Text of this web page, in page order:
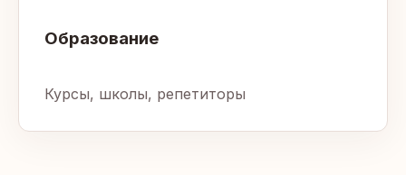
Образование
Курсы, школы, репетиторы